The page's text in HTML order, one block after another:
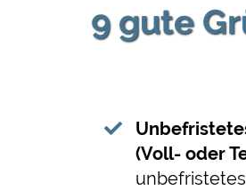
9 gute
(Voll- oder